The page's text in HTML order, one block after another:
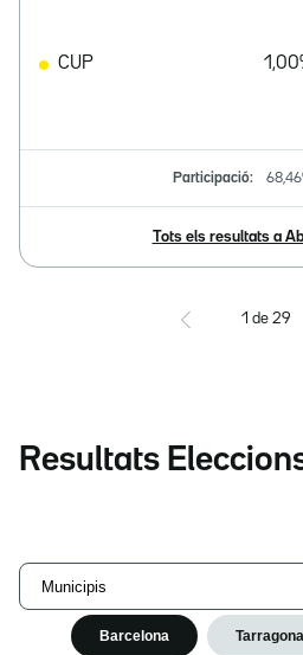
CUP
Participació:
Tots els resultats a
1 de 29
Resultats
Municipis
Barcelona Tarragona